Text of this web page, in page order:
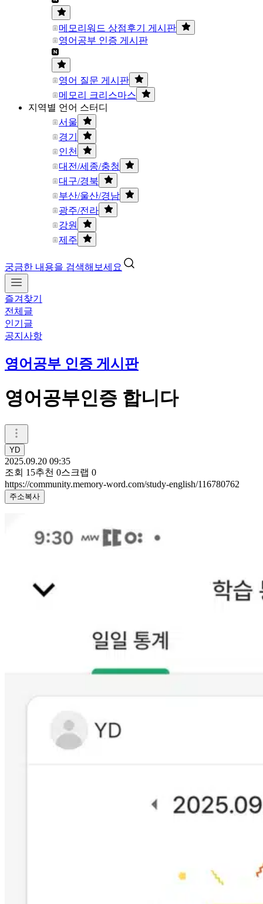
메모리워드 상점후기 게시판
영어공부 인증 게시판
영어 질문 게시판
메모리 크리스마스
지역별 언어 스터디
서울
경기
인천
대전/세종/충청
대구/경북
부산/울산/경남
광주/전라
강원
제주
궁금한 내용을 검색해보세요
즐겨찾기
전체글
인기글
공지사항
영어공부 인증 게시판
영어공부인증 합니다
YD
2025.09.20 09:35
조회 15추천 0스크랩 0
https://community.memory-word.com/study-english/116780762
주소복사